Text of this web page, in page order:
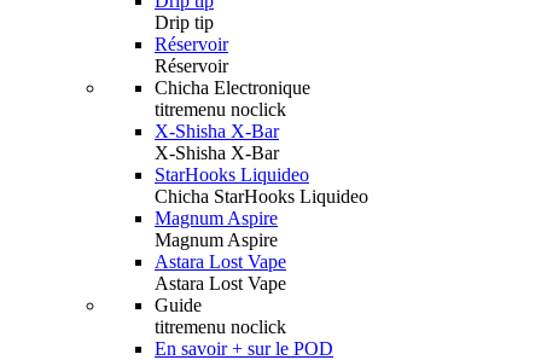
Drip tip
Réservoir
Réservoir
Chicha Electronique
titremenu noclick
X-Shisha X-Bar
X-Shisha X-Bar
StarHooks Liquideo
Chicha StarHooks Liquideo
Magnum Aspire
Magnum Aspire
Astara Lost Vape
Astara Lost Vape
Guide
titremenu noclick
En savoir + sur le POD